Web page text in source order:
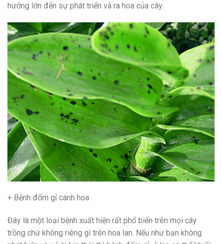
hưởng lớn đến sự phát triển và ra hoa của cây.
+ Bệnh đốm gỉ cánh hoa
Đây là một loại bệnh xuất hiện rất phổ biến trên mọi cây
trồng chứ không riêng gì trên hoa lan. Nếu như bạn không